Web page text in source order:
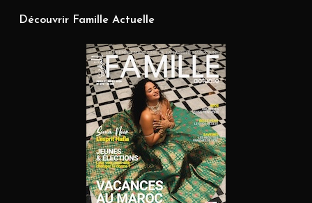
Découvrir Famille Actuelle